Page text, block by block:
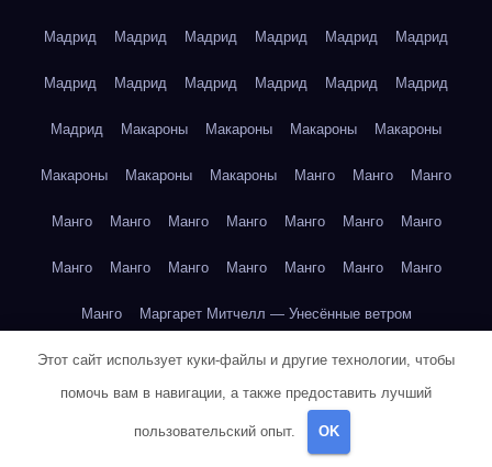
Мадрид Мадрид Мадрид Мадрид Мадрид Мадрид
Мадрид Мадрид Мадрид Мадрид Мадрид Мадрид
Мадрид Макароны Макароны Макароны Макароны
Макароны Макароны Макароны Манго Манго Манго
Манго Манго Манго Манго Манго Манго Манго
Манго Манго Манго Манго Манго Манго Манго
Манго Маргарет Митчелл — Унесённые ветром
Марк Твен — Приключения Тома Сойера
Марк Твен — Приключения Тома Сойера
Марк Твен — Приключения Тома Сойера
Этот сайт использует куки-файлы и другие технологии, чтобы
помочь вам в навигации, а также предоставить лучший
пользовательский опыт. OK